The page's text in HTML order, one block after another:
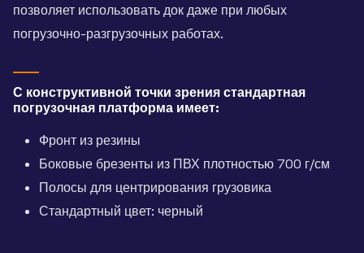
позволяет использовать док даже при любых
погрузочно-разгрузочных работах.
С конструктивной точки зрения стандартная
погрузочная платформа имеет:
Фронт из резины
Боковые брезенты из ПВХ плотностью 700 г/см
Полосы для центрирования грузовика
Стандартный цвет: черный